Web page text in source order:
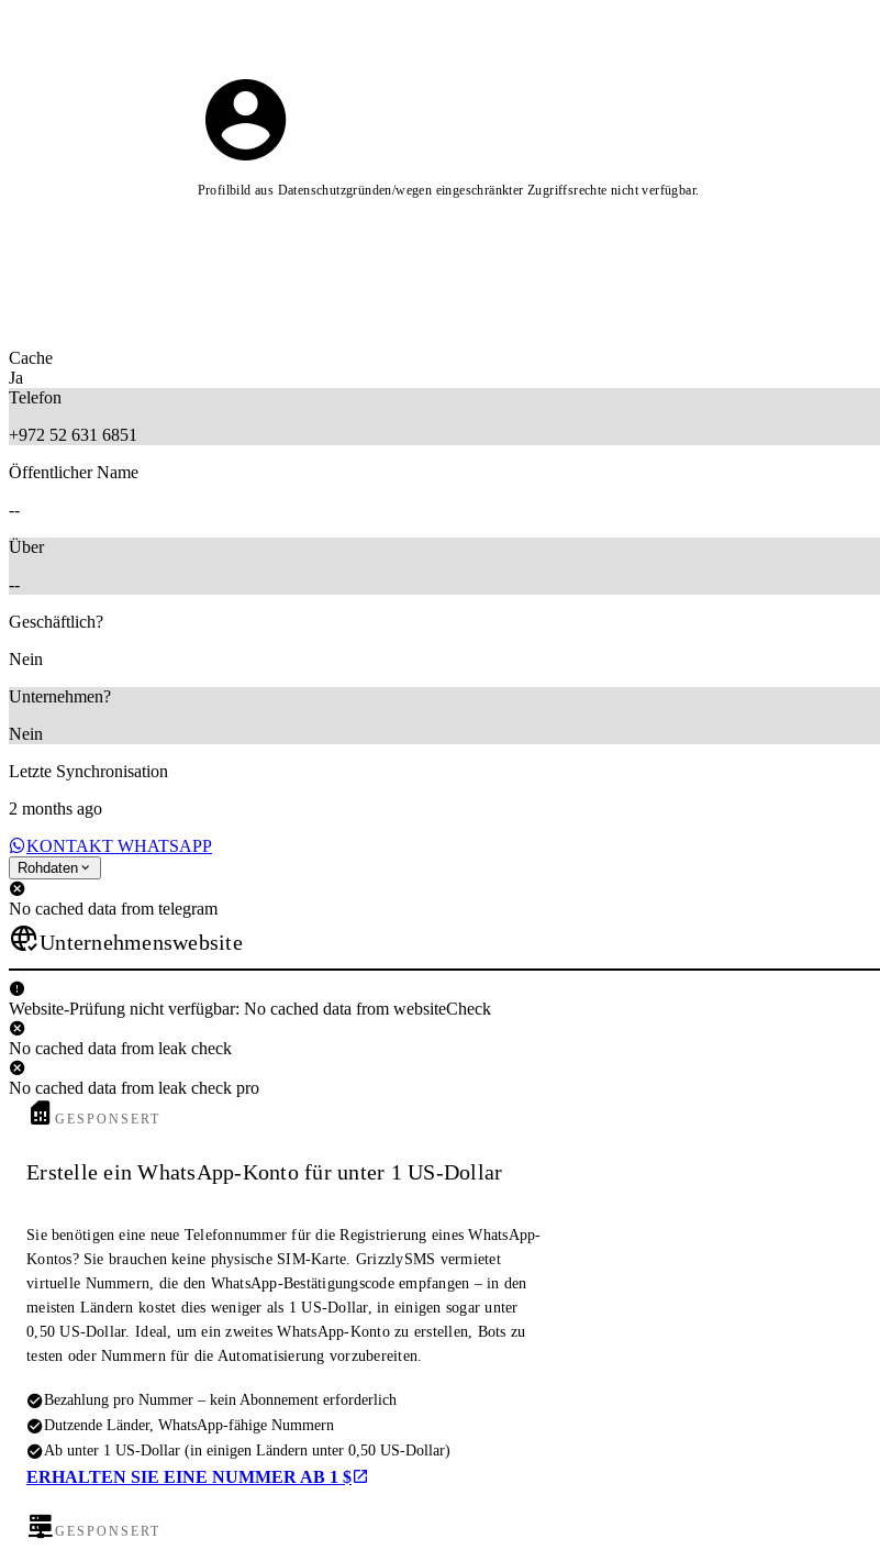
Profilbild aus Datenschutzgründen/wegen eingeschränkter Zugriffsrechte nicht verfügbar.
Cache
Ja
Telefon
+972 52 631 6851
Öffentlicher Name
--
Über
--
Geschäftlich?
Nein
Unternehmen?
Nein
Letzte Synchronisation
2 months ago
KONTAKT WHATSAPP
Rohdaten
No cached data from telegram
Unternehmenswebsite
Website-Prüfung nicht verfügbar: No cached data from websiteCheck
No cached data from leak check
No cached data from leak check pro
GESPONSERT
Erstelle ein WhatsApp-Konto für unter 1 US-Dollar
Sie benötigen eine neue Telefonnummer für die Registrierung eines WhatsApp-
Kontos? Sie brauchen keine physische SIM-Karte. GrizzlySMS vermietet
virtuelle Nummern, die den WhatsApp-Bestätigungscode empfangen – in den
meisten Ländern kostet dies weniger als 1 US-Dollar, in einigen sogar unter
0,50 US-Dollar. Ideal, um ein zweites WhatsApp-Konto zu erstellen, Bots zu
testen oder Nummern für die Automatisierung vorzubereiten.
Bezahlung pro Nummer – kein Abonnement erforderlich
Dutzende Länder, WhatsApp-fähige Nummern
Ab unter 1 US-Dollar (in einigen Ländern unter 0,50 US-Dollar)
ERHALTEN SIE EINE NUMMER AB 1 $
GESPONSERT